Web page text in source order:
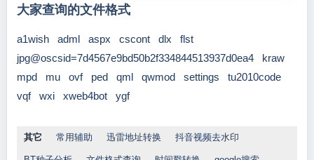
大家查询的文件格式
a1wish adml aspx cscont dlx
flst
jpg@oscsid=7d4567e9bd50b2f334844513937d0ea4
kraw
mpd
mu ovf ped qml qwmod settings
tu2010code
vqf
wxi xweb4bot ygf
其它 常用辅助 迅雷地址转换 抖音视频去水印